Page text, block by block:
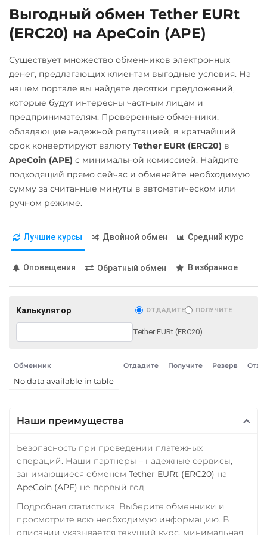
Litecoin (LTC)
Monero (XMR)
Optimism (OP)
PancakeSwap (CAKE)
Pepe
Pol (ex-MATIC)
POL
Ravencoin (RVN)
Ripple (XRP)
Shib
Solana (SOL)
Starknet (STRK)
Stellar (XLM)
Terra Classic (LUNC)
Tornado Cash (TORN)
TrueUSD (TUSD)
ERC20 TRC20 BEP
Uniswap (UNI)
UAH
Открытие RUB
ОТП Банк
UAH
Ощадбанк UAH
Почта Банк RUB
Приват24
UAH
Промсвязьбанк RUB
ПУМБ UAH
RUB UAH
Русский Стандарт RUB
Сбербанк
Счет ИП/ООО
Тинькофф
УкрСиббанк UAH
Выгодный обмен Tether EURt
(ERC20) на ApeCoin (APE)
Существует множество обменников электронных
денег, предлагающих клиентам выгодные условия. На
нашем портале вы найдете десятки предложений,
которые будут интересны частным лицам и
предпринимателям. Проверенные обменники,
обладающие надежной репутацией, в кратчайший
срок конвертируют валюту Tether EURt (ERC20) в
ApeCoin (APE) с минимальной комиссией. Найдите
подходящий прямо сейчас и обменяйте необходимую
сумму за считанные минуты в автоматическом или
ручном режиме.
Лучшие курсы Двойной обмен Средний курс
Оповещения Обратный обмен В избранное
Калькулятор ОТДАДИТЕ ПОЛУЧИТЕ
Tether EURt (ERC20)
Обменник Отдадите Получите Резерв
No data available in table
Наши преимущества
Безопасность при проведении платежных
операций. Наши партнеры – надежные сервисы,
занимающиеся обменом Tether EURt (ERC20) на
ApeCoin (APE) не первый год.
Подробная статистика. Выберите обменники и
просмотрите всю необходимую информацию. В
описании указывается текущий курс, минимальная